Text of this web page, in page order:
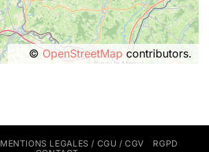
© OpenStreetMapcontributors.
MENTIONS LEGALES / CGU / CGV
RGPD